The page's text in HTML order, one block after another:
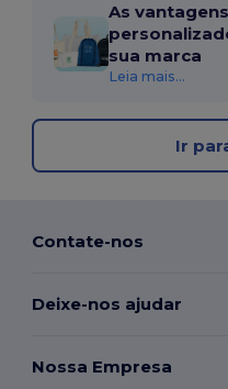
As
sua marca
Leia mais...
Ir
Contate-nos
Deixe-nos ajudar
Nossa Empresa